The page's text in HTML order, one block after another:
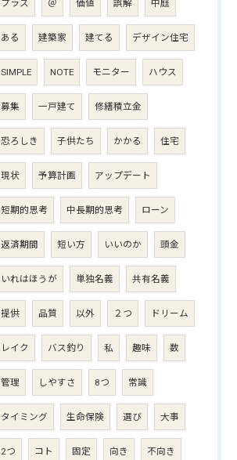
プラス ＠ 価値 誤解 中庭
ある 建築家 建てる デザイン住宅
SIMPLE NOTE モニター ハウス
募集 一戸建て 修繕積立金
恐ろしき 子供たち かかる 住宅
現状 予算計画 アップデート
短期的思考 中長期的思考 ローン
返済期間 短い方 いいのか 頭金
いれはほうが 単独名義 共有名義
提供 品質 以外 ２つ ドリーム
レイク バス釣り 私 趣味 数
管理 しやすさ 8つ 常識
タイミング 生命保険 選び 大事
2つ コト 固定 向き 不向き